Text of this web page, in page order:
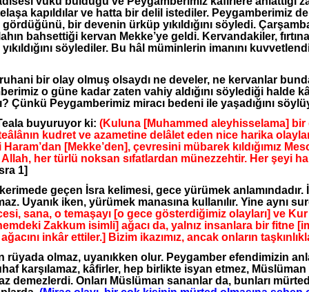
kapıldılar ve hatta bir delil istediler. Peygamberimiz
bir devenin ürküp yıkıldığını söyledi.
bahsettiği kervan Mekke’ye geldi. Kervandakiler,
söylediler. Bu hâl müminlerin imanını
bir olay olmuş olsaydı ne develer, ne kervanlar
o güne kadar zaten vahiy aldığını söylediği halde
Çünkü Peygamberimiz miracı bedeni ile yaşadığını
buyuruyor ki: (Kuluna [Muhammed aleyhisselama] bir
kudret ve azametine delâlet eden nice harika
[Mekke’den], çevresini mübarek kıldığımız
her türlü noksan sıfatlardan münezzehtir. Her şeyi
1]
geçen İsra kelimesi, gece yürümek anlamındadır.
Uyanık iken, yürümek manasına kullanılır. Yine aynı
sana, o temaşayı [o gece gösterdiğimiz olayları] ve
Zakkum isimli] ağacı da, yalnız insanlara bir fitne
inkâr ettiler.] Bizim ikazımız, ancak onların
olmaz, uyanıkken olur. Peygamber efendimizin
karşılamaz, kâfirler, hep birlikte isyan etmez,
demezlerdi. Onları Müslüman sananlar da, bunları